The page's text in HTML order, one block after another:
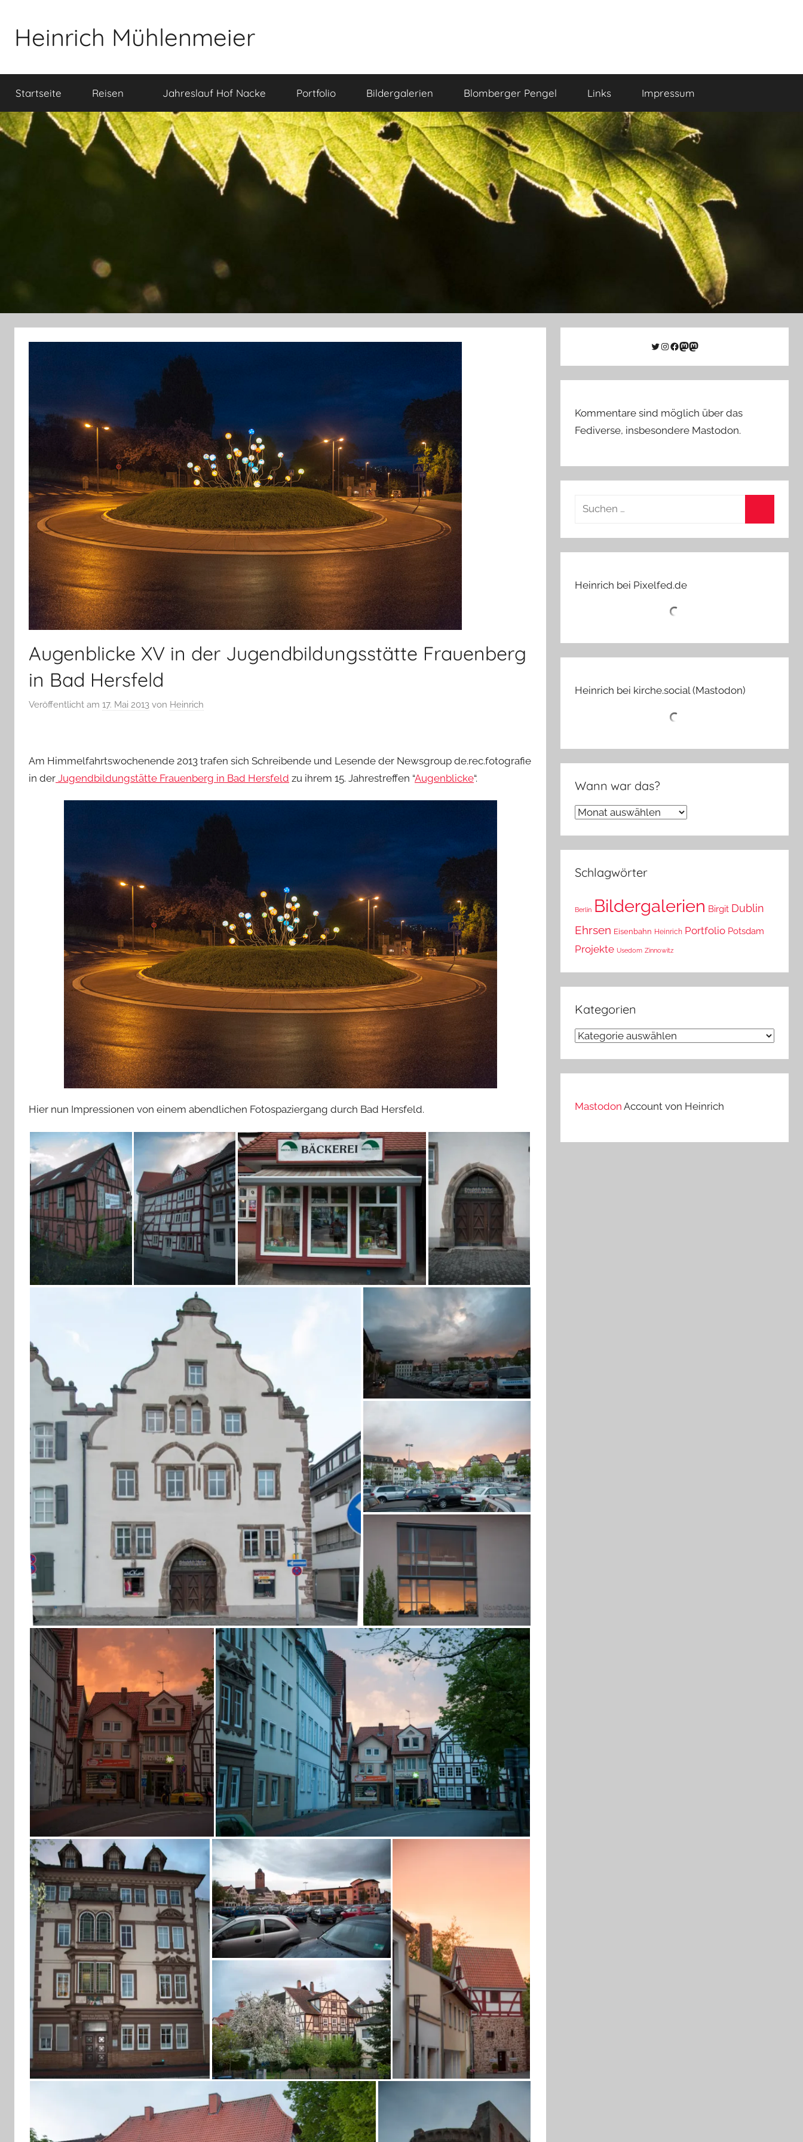
springen
Heinrich Mühlenmeier
zu
Glauben,
Fotografie,
…
Startseite Reisen Jahreslauf Hof Nacke Portfolio Bildergalerien Blomberger Pengel Links Impressum
Augenblicke XV in der Jugendbildungsstätte Frauenberg
in Bad Hersfeld
Veröffentlicht am 17. Mai 2013 von Heinrich
Am Himmelfahrtswochenende 2013 trafen sich Schreibende und Lesende der Newsgroup de.rec.fotografie
in der Jugendbildungstätte Frauenberg in Bad Hersfeld zu ihrem 15. Jahrestreffen “Augenblicke“.
Hier nun Impressionen von einem abendlichen Fotospaziergang durch Bad Hersfeld.
Twitter
Instagram
Facebook
Link zu Mastodon
Mastodon
Kommentare sind möglich über das
Fediverse, insbesondere Mastodon.
Suchen
Heinrich bei Pixelfed.de
Heinrich bei kirche.social (Mastodon)
Wann war das?
Wann
Schlagwörter
Berlin Bildergalerien Birgit Dublin
Ehrsen Eisenbahn Heinrich Portfolio Potsdam
Projekte Usedom Zinnowitz
Kategorien
Kategorien
Mastodon Account von Heinrich